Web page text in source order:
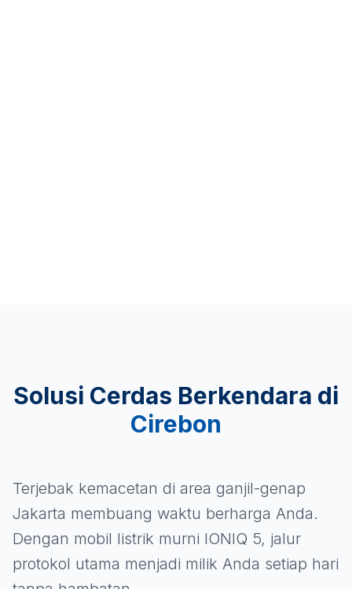
Solusi Cerdas Berkendara di
Cirebon
Terjebak kemacetan di area ganjil-genap
Jakarta membuang waktu berharga Anda.
Dengan mobil listrik murni IONIQ 5, jalur
protokol utama menjadi milik Anda setiap hari